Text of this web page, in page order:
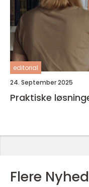
editorial
24. September 2025
Praktiske
Flere